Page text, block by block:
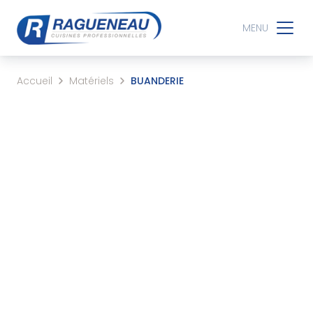
MENU
Accueil Matériels BUANDERIE